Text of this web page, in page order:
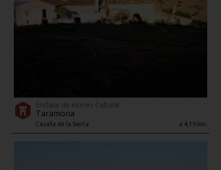
Enclave de interés Cultural
Taramona
Cazalla de la Sierra a 4,19 km.